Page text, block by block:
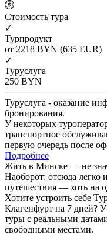
Cтоимость тура
✓
Турпродукт
от 2218 BYN (635 EUR)
✓
Туруслуга
250 BYN
Туруслуга - оказание
бронирования.
У некоторых
транспортное
первую очередь после
Подробнее
Жить в Минске — не
Наоборот: отсюда легко
путешествия — хоть на
Хотите устроить себе
Клагенфурт на 7 дней?
туры с реальными
свободными местами.